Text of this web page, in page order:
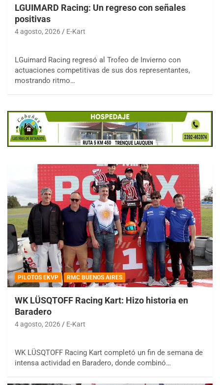
LGUIMARD Racing: Un regreso con señales
positivas
4 agosto, 2026 E-Kart
LGuimard Racing regresó al Trofeo de Invierno con
actuaciones competitivas de sus dos representantes,
mostrando ritmo…
PILOTOS EKVP RMC BUENOS AIRES
WK LÜSQTOFF Racing Kart: Hizo historia en
Baradero
4 agosto, 2026 E-Kart
WK LÜSQTOFF Racing Kart completó un fin de semana de
intensa actividad en Baradero, donde combinó…